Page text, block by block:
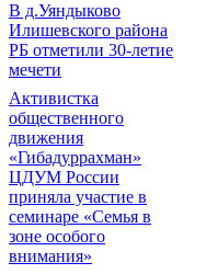
В д.Уяндыково
Илишевского района
РБ отметили 30-летие
мечети
Активистка
общественного
движения
«Гибадуррахман»
ЦДУМ России
приняла участие в
семинаре «Семья в
зоне особого
внимания»